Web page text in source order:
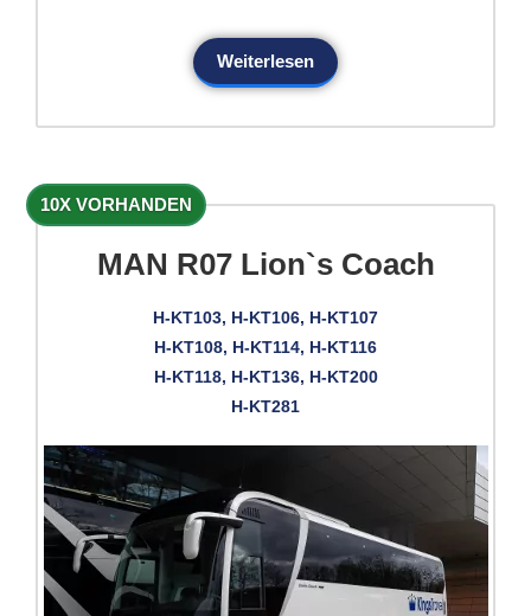
Weiterlesen
10X VORHANDEN
MAN R07 Lion`s Coach
H-KT103, H-KT106, H-KT107
H-KT108, H-KT114, H-KT116
H-KT118, H-KT136, H-KT200
H-KT281